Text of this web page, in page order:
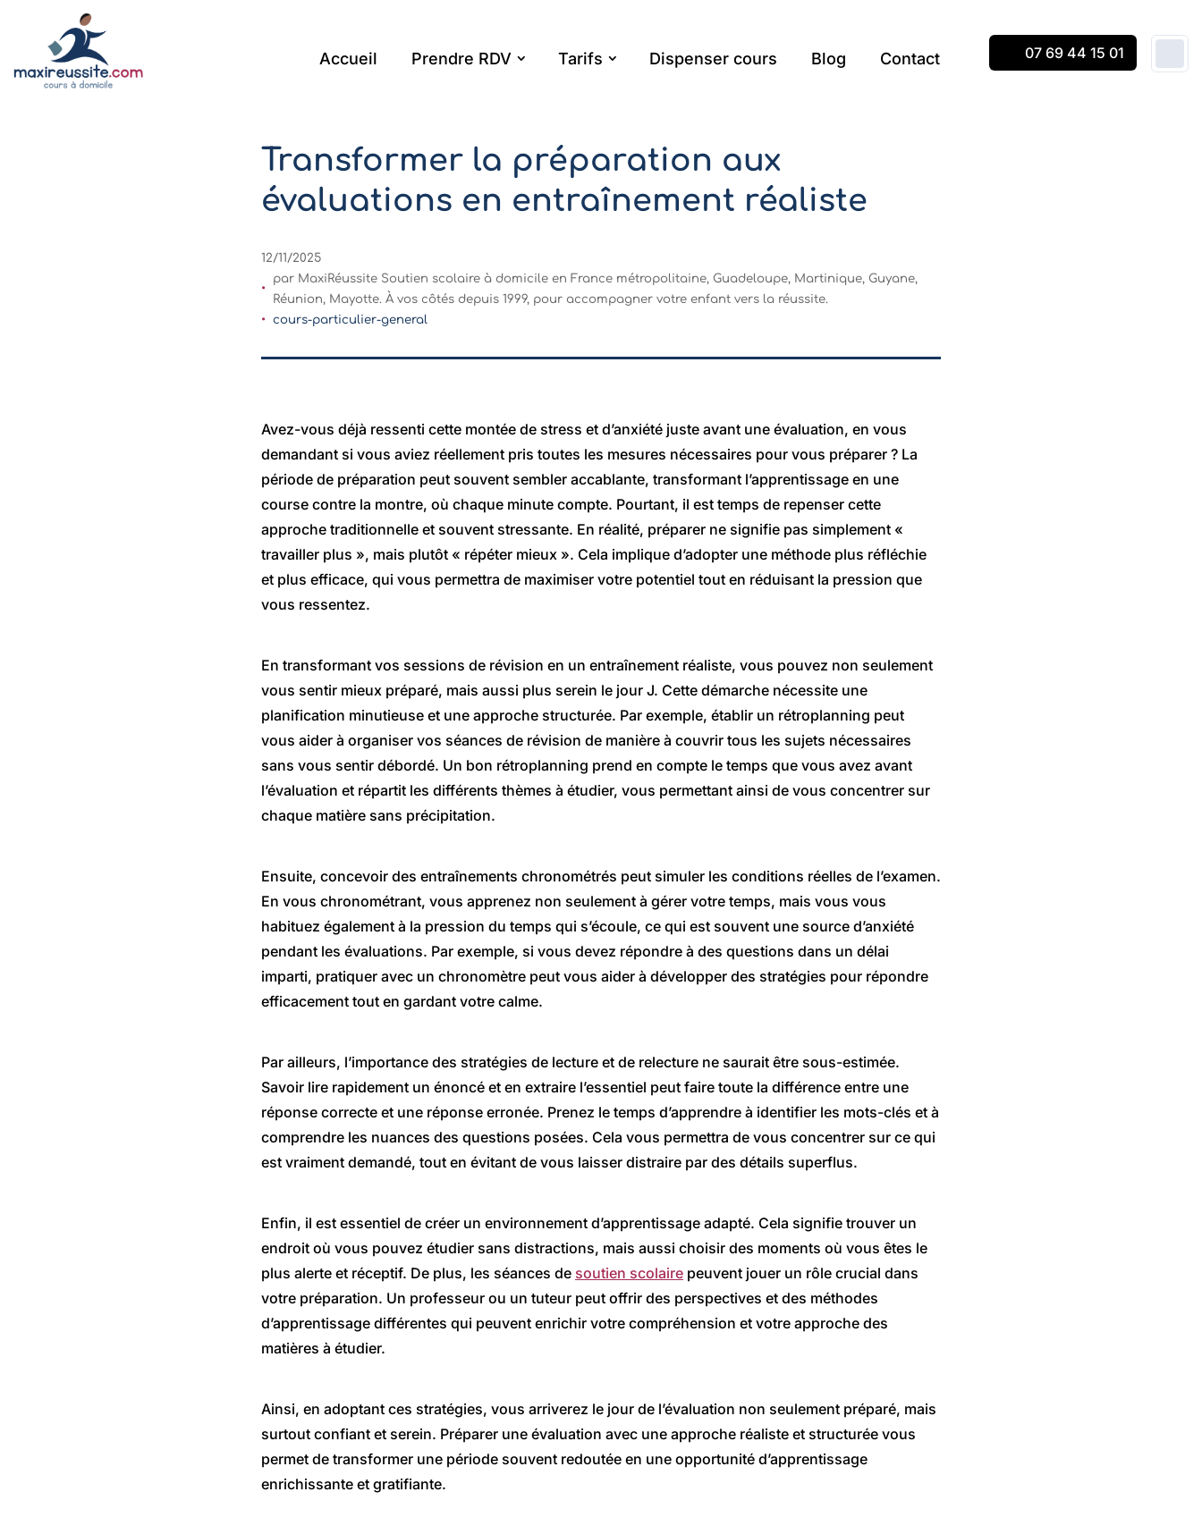
Accueil Prendre RDV Tarifs Dispenser cours Blog Contact 07 69 44 15 01
Transformer la préparation aux
évaluations en entraînement réaliste
12/11/2025
par MaxiRéussite Soutien scolaire à domicile en France métropolitaine, Guadeloupe, Martinique, Guyane,
Réunion, Mayotte. À vos côtés depuis 1999, pour accompagner votre enfant vers la réussite.
cours-particulier-general
Avez-vous déjà ressenti cette montée de stress et d’anxiété juste avant une évaluation, en vous
demandant si vous aviez réellement pris toutes les mesures nécessaires pour vous préparer ? La
période de préparation peut souvent sembler accablante, transformant l’apprentissage en une
course contre la montre, où chaque minute compte. Pourtant, il est temps de repenser cette
approche traditionnelle et souvent stressante. En réalité, préparer ne signifie pas simplement «
travailler plus », mais plutôt « répéter mieux ». Cela implique d’adopter une méthode plus réfléchie
et plus efficace, qui vous permettra de maximiser votre potentiel tout en réduisant la pression que
vous ressentez.
En transformant vos sessions de révision en un entraînement réaliste, vous pouvez non seulement
vous sentir mieux préparé, mais aussi plus serein le jour J. Cette démarche nécessite une
planification minutieuse et une approche structurée. Par exemple, établir un rétroplanning peut
vous aider à organiser vos séances de révision de manière à couvrir tous les sujets nécessaires
sans vous sentir débordé. Un bon rétroplanning prend en compte le temps que vous avez avant
l’évaluation et répartit les différents thèmes à étudier, vous permettant ainsi de vous concentrer sur
chaque matière sans précipitation.
Ensuite, concevoir des entraînements chronométrés peut simuler les conditions réelles de l’examen.
En vous chronométrant, vous apprenez non seulement à gérer votre temps, mais vous vous
habituez également à la pression du temps qui s’écoule, ce qui est souvent une source d’anxiété
pendant les évaluations. Par exemple, si vous devez répondre à des questions dans un délai
imparti, pratiquer avec un chronomètre peut vous aider à développer des stratégies pour répondre
efficacement tout en gardant votre calme.
Par ailleurs, l’importance des stratégies de lecture et de relecture ne saurait être sous-estimée.
Savoir lire rapidement un énoncé et en extraire l’essentiel peut faire toute la différence entre une
réponse correcte et une réponse erronée. Prenez le temps d’apprendre à identifier les mots-clés et à
comprendre les nuances des questions posées. Cela vous permettra de vous concentrer sur ce qui
est vraiment demandé, tout en évitant de vous laisser distraire par des détails superflus.
Enfin, il est essentiel de créer un environnement d’apprentissage adapté. Cela signifie trouver un
endroit où vous pouvez étudier sans distractions, mais aussi choisir des moments où vous êtes le
plus alerte et réceptif. De plus, les séances de soutien scolaire peuvent jouer un rôle crucial dans
votre préparation. Un professeur ou un tuteur peut offrir des perspectives et des méthodes
d’apprentissage différentes qui peuvent enrichir votre compréhension et votre approche des
matières à étudier.
Ainsi, en adoptant ces stratégies, vous arriverez le jour de l’évaluation non seulement préparé, mais
surtout confiant et serein. Préparer une évaluation avec une approche réaliste et structurée vous
permet de transformer une période souvent redoutée en une opportunité d’apprentissage
enrichissante et gratifiante.